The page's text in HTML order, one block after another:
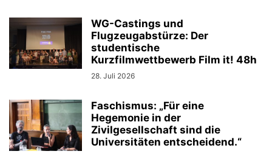
WG-Castings und
Flugzeugabstürze: Der
studentische
Kurzfilmwettbewerb Film it! 48h
28. Juli 2026
Faschismus: „Für eine
Hegemonie in der
Zivilgesellschaft sind die
Universitäten entscheidend.“